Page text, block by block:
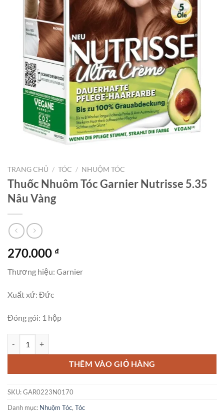
TRANG CHỦ / TÓC / NHUỘM TÓC
Thuốc Nhuôm Tóc Garnier Nutrisse 5.35
Nâu Vàng
270.000 ₫
Thương hiệu: Garnier
Xuất xứ: Đức
Đóng gói: 1 hộp
THÊM VÀO GIỎ HÀNG
SKU:GAR0223N0170
Danh mục: Nhuộm Tóc, Tóc